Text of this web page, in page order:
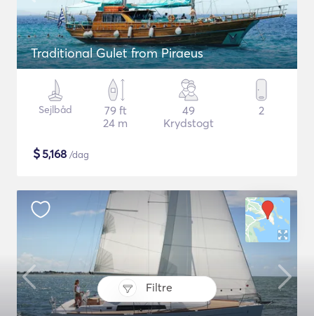
Filtre
Traditional Gulet from Piraeus
Sejlbåd
79 ft
24 m
49
Krydstogt
2
$5,168 /dag